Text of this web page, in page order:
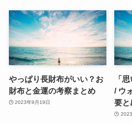
やっぱり長財布がいい？お
財布と金運の考察まとめ
2023年9月19日
「
/ ウ
要と